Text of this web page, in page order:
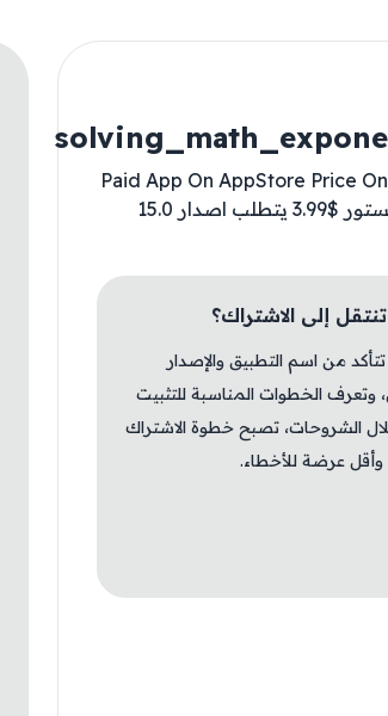
Paid App On AppStore Price
For Free ✅ تطبيق مدفوع في الابستور السعر في الابستور $3.99 يتطلب اصدار 15.0
إلى الاشتراك؟
من اسم التطبيق والإصدار
وتعرف الخطوات المناسبة للتثبيت
الشروحات، تصبح خطوة الاشتراك
عرضة للأخطاء.